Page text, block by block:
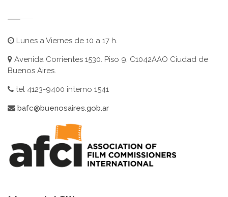
Lunes a Viernes de 10 a 17 h.
Avenida Corrientes 1530. Piso 9, C1042AAO Ciudad de
Buenos Aires.
tel 4123-9400 interno 1541
bafc@buenosaires.gob.ar